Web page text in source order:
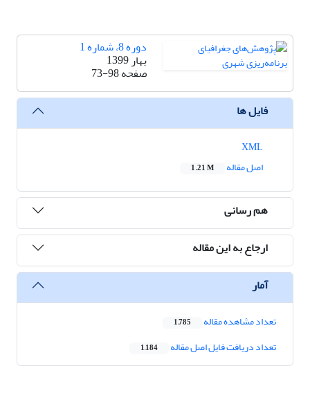
دوره 8، شماره 1
بهار 1399
صفحه73-98
فایل ها
اصل مقاله
1.21 M
هم رسانی
ارجاع به این مقاله
آمار
تعداد مشاهده مقاله 1,785
تعداد دریافت فایل اصل مقاله 1,184